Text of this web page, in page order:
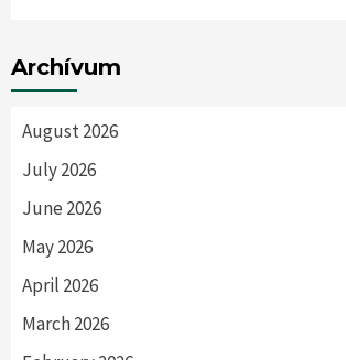
Archívum
August 2026
July 2026
June 2026
May 2026
April 2026
March 2026